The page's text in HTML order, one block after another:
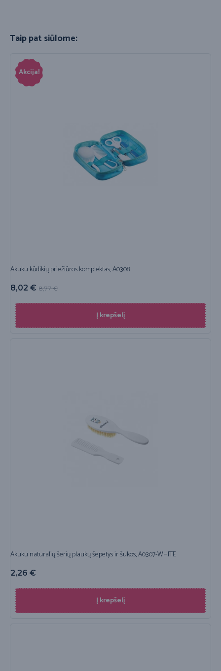
Taip pat siūlome:
Akcija!
Akuku kūdikių priežiūros komplektas, A0308
8,77€
8,02 €
Į krepšelį
Akuku naturalių šerių plaukų šepetys ir šukos, A0307-WHITE
2,26 €
Į krepšelį